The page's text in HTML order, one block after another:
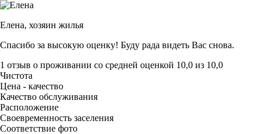
Елена, хозяин жилья
Спасибо за высокую оценку! Буду рада видеть Вас снова.
1 отзыв о проживании со средней оценкой 10,0 из 10,0
Чистота
Цена - качество
Качество обслуживания
Расположение
Своевременность заселения
Соответствие фото